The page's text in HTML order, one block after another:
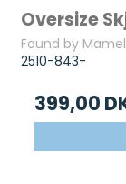
Oversize
Found by
2510-843-
399,00